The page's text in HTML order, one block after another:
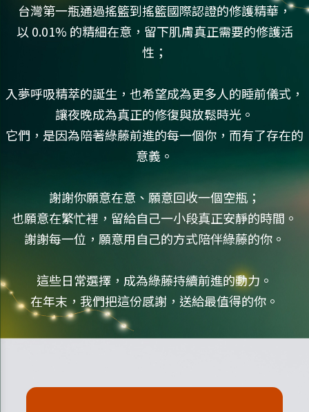
台灣第一瓶通過搖籃到搖籃國際認證的修護精華，
以 0.01% 的精細在意，留下肌膚真正需要的修護活
性；
入夢呼吸精萃的誕生，也希望成為更多人的睡前儀式，
讓夜晚成為真正的修復與放鬆時光。
它們，是因為陪著綠藤前進的每一個你，而有了存在的
意義。
謝謝你願意在意、願意回收一個空瓶；
也願意在繁忙裡，留給自己一小段真正安靜的時間。
謝謝每一位，願意用自己的方式陪伴綠藤的你。
這些日常選擇，成為綠藤持續前進的動力。
在年末，我們把這份感謝，送給最值得的你。